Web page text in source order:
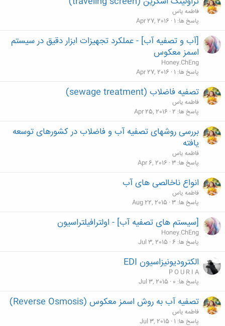
فاطمه یاس
پاسخ ها 1
Apr 27, 2016
[آب و تصفیه آب] - عملكرد تجهيزات ابزار دقيق در سيستم
اسمز معكوس
Honey.ChEng
پاسخ ها 1
Apr 27, 2016
تصفیه فاضلاب (sewage treatment)
فاطمه یاس
پاسخ ها 2
Apr 25, 2016
بررسی روشهای تصفیه آب و فاضلاب در کشورهای توسعه
یافته
فاطمه یاس
پاسخ ها 3
Apr 6, 2016
انواع ناخالصی های آب
فاطمه یاس
پاسخ ها 3
Aug 22, 2015
[سیستم های تصفیه آب] - اولترافیلتراسیون
Honey.ChEng
پاسخ ها 6
Jul 3, 2015
الکترودیونیزاسیون EDI
P O U R I A
پاسخ ها 0
Jul 3, 2015
تصفیه آب به روش اسمز معکوس (Reverse Osmosis)
فاطمه یاس
پاسخ ها 1
Jul 3, 2015